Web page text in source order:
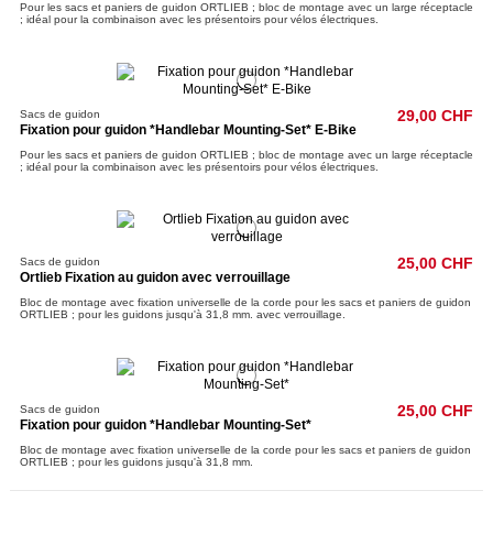
Pour les sacs et paniers de guidon ORTLIEB ; bloc de montage avec un large réceptacle
; idéal pour la combinaison avec les présentoirs pour vélos électriques.
Sacs de guidon
Fixation pour guidon *Handlebar Mounting-Set* E-Bike
29,00 CHF
Pour les sacs et paniers de guidon ORTLIEB ; bloc de montage avec un large réceptacle
; idéal pour la combinaison avec les présentoirs pour vélos électriques.
Sacs de guidon
Ortlieb Fixation au guidon avec verrouillage
25,00 CHF
Bloc de montage avec fixation universelle de la corde pour les sacs et paniers de guidon
ORTLIEB ; pour les guidons jusqu'à 31,8 mm. avec verrouillage.
Sacs de guidon
Fixation pour guidon *Handlebar Mounting-Set*
25,00 CHF
Bloc de montage avec fixation universelle de la corde pour les sacs et paniers de guidon
ORTLIEB ; pour les guidons jusqu'à 31,8 mm.